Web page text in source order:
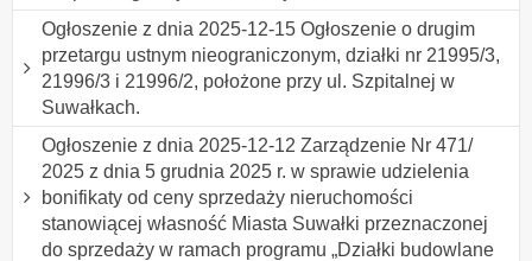
Ogłoszenie z dnia 2025-12-15 Ogłoszenie o drugim
przetargu ustnym nieograniczonym, działki nr 21995/3,
21996/3 i 21996/2, położone przy ul. Szpitalnej w
Suwałkach.
Ogłoszenie z dnia 2025-12-12 Zarządzenie Nr 471/
2025 z dnia 5 grudnia 2025 r. w sprawie udzielenia
bonifikaty od ceny sprzedaży nieruchomości
stanowiącej własność Miasta Suwałki przeznaczonej
do sprzedaży w ramach programu „Działki budowlane